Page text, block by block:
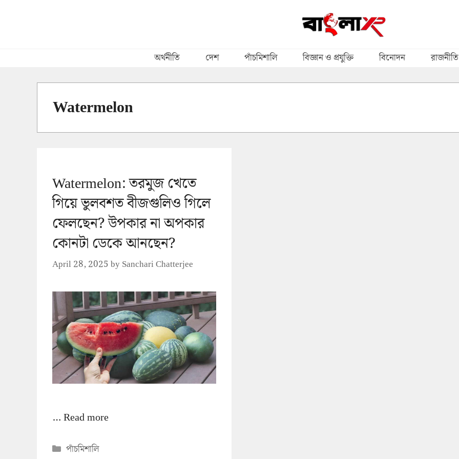
অর্থনীতি দেশ পাঁচমিশালি বিজ্ঞান ও প্রযুক্তি বিনোদন রাজনীতি
Watermelon
Watermelon: তরমুজ খেতে
গিয়ে ভুলবশত বীজগুলিও গিলে
ফেলছেন? উপকার না অপকার
কোনটা ডেকে আনছেন?
April 28, 2025bySanchari Chatterjee
…Read more
Categories
পাঁচমিশালি